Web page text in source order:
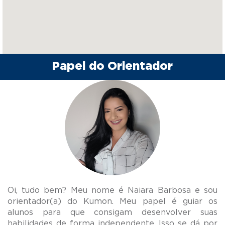
Papel do Orientador
Oi, tudo bem? Meu nome é Naiara Barbosa e sou
orientador(a) do Kumon. Meu papel é guiar os
alunos para que consigam desenvolver suas